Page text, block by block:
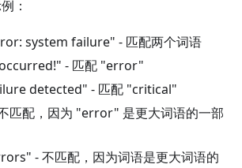
：
system failure" - 匹配两个词语
- 匹配 "error"
detected" - 匹配 "critical"
匹配，因为 "error" 是更大词语的一部
- 不匹配，因为词语是更大词语的